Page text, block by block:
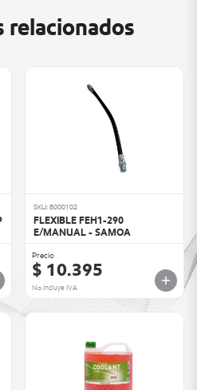
relacionados
SKU: 8000102
FLEXIBLE FEH1-290
E/MANUAL - SAMOA
Precio
$ 10.395
No incluye IVA